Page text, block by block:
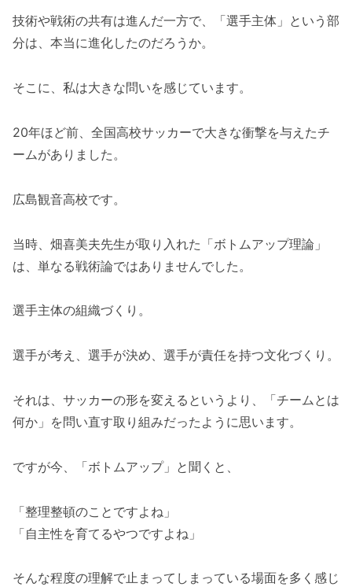
技術や戦術の共有は進んだ一方で、「選手主体」という部
分は、本当に進化したのだろうか。
そこに、私は大きな問いを感じています。
20年ほど前、全国高校サッカーで大きな衝撃を与えたチ
ームがありました。
広島観音高校です。
当時、畑喜美夫先生が取り入れた「ボトムアップ理論」
は、単なる戦術論ではありませんでした。
選手主体の組織づくり。
選手が考え、選手が決め、選手が責任を持つ文化づくり。
それは、サッカーの形を変えるというより、「チームとは
何か」を問い直す取り組みだったように思います。
ですが今、「ボトムアップ」と聞くと、
「整理整頓のことですよね」
「自主性を育てるやつですよね」
そんな程度の理解で止まってしまっている場面を多く感じ